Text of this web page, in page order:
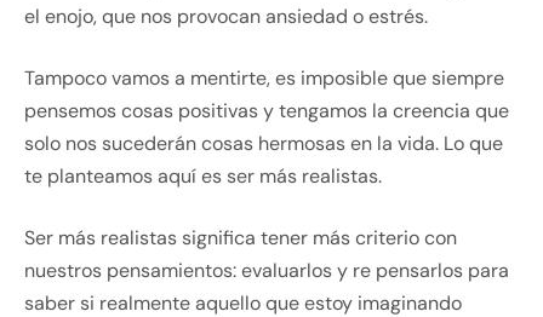
el enojo, que nos provocan ansiedad o estrés.
Tampoco vamos a mentirte, es imposible que siempre
pensemos cosas positivas y tengamos la creencia que
solo nos sucederán cosas hermosas en la vida. Lo que
te planteamos aquí es ser más realistas.
Ser más realistas significa tener más criterio con
nuestros pensamientos: evaluarlos y re pensarlos para
saber si realmente aquello que estoy imaginando